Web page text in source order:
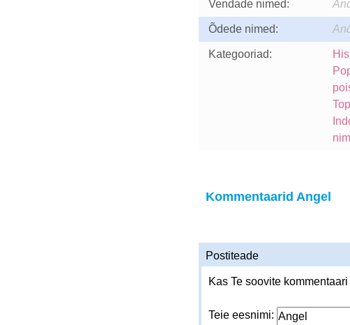
Vendade nimed:
Õdede nimed:
Kategooriad:
Kommentaarid Angel
Postiteade
Kas Te soovite
Teie eesnimi: